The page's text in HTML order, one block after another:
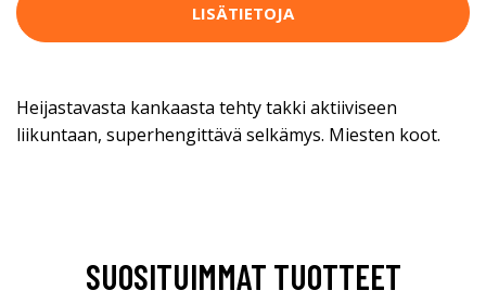
LISÄTIETOJA
Heijastavasta kankaasta tehty takki aktiiviseen
liikuntaan, superhengittävä selkämys. Miesten koot.
SUOSITUIMMAT TUOTTEET